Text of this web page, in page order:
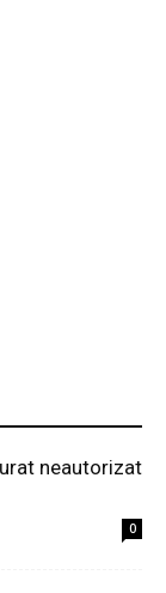
neautorizat
0